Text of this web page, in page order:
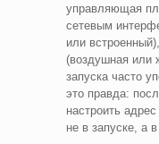
управляющая
сетевым
или
(воздушная или
запуска часто
это правда:
настроить
не в запуске, а